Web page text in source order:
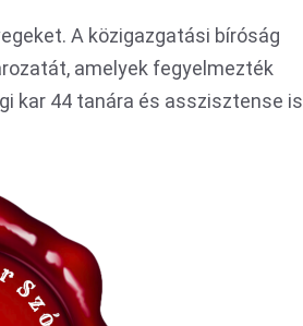
A közigazgatási bíróság
amelyek fegyelmezték
kar 44 tanára és asszisztense is